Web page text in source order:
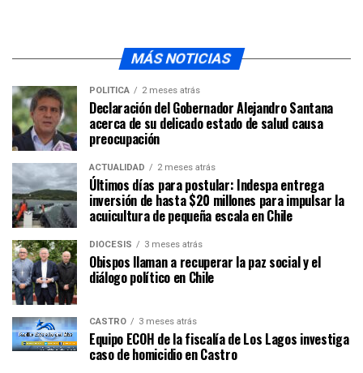
MÁS NOTICIAS
POLÍTICA 2 meses atrás
Declaración del Gobernador Alejandro Santana
acerca de su delicado estado de salud causa
preocupación
ACTUALIDAD 2 meses atrás
Últimos días para postular: Indespa entrega
inversión de hasta $20 millones para impulsar la
acuicultura de pequeña escala en Chile
DIÓCESIS 3 meses atrás
Obispos llaman a recuperar la paz social y el
diálogo político en Chile
CASTRO 3 meses atrás
Equipo ECOH de la fiscalía de Los Lagos investiga
caso de homicidio en Castro